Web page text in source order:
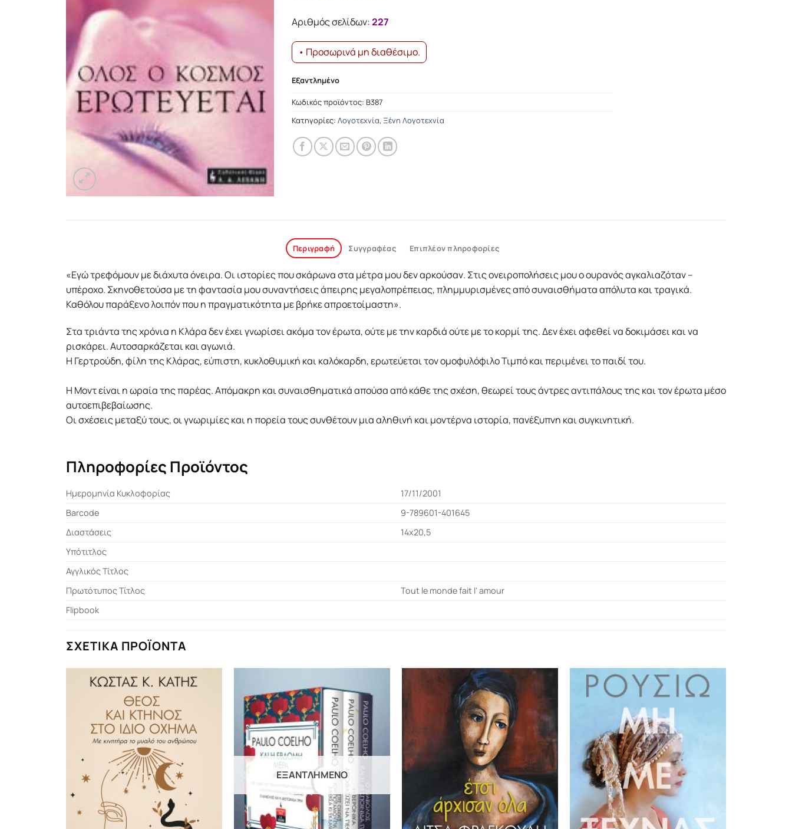
13.25€.
Αριθμός σελίδων:227
• Προσωρινά μη διαθέσιμο.
Εξαντλημένο
Κωδικός προϊόντος:Β387
Κατηγορίες:Λογοτεχνία, Ξένη Λογοτεχνία
Περιγραφή Συγγραφέας Επιπλέον πληροφορίες
«Εγώ τρεφόμουν με διάχυτα όνειρα. Οι ιστορίες που σκάρωνα στα μέτρα μου δεν αρκούσαν. Στις ονειροπολήσεις μου ο ουρανός αγκαλιαζόταν –
υπέροχο. Σκηνοθετούσα με τη φαντασία μου συναντήσεις άπειρης μεγαλοπρέπειας, πλημμυρισμένες από συναισθήματα απόλυτα και τραγικά.
Καθόλου παράξενο λοιπόν που η πραγματικότητα με βρήκε απροετοίμαστη».
Στα τριάντα της χρόνια η Κλάρα δεν έχει γνωρίσει ακόμα τον έρωτα, ούτε με την καρδιά ούτε με το κορμί της. Δεν έχει αφεθεί να δοκιμάσει και να
ρισκάρει. Αυτοσαρκάζεται και αγωνιά.
Η Γερτρούδη, φίλη της Κλάρας, εύπιστη, κυκλοθυμική και καλόκαρδη, ερωτεύεται τον ομοφυλόφιλο Τιμπό και περιμένει το παιδί του.
Η Μοντ είναι η ωραία της παρέας. Απόμακρη και συναισθηματικά απούσα από κάθε της σχέση, θεωρεί τους άντρες αντιπάλους της και τον έρωτα μέσο
αυτοεπιβεβαίωσης.
Οι σχέσεις μεταξύ τους, οι γνωριμίες και η πορεία τους συνθέτουν μια αληθινή και μοντέρνα ιστορία, πανέξυπνη και συγκινητική.
Πληροφορίες Προϊόντος
Ημερομηνία Κυκλοφορίας
17/11/2001
Barcode
9-789601-401645
Διαστάσεις
14x20,5
Υπότιτλος
Αγγλικός Τίτλος
Πρωτότυπος Τίτλος
Tout le monde fait l' amour
Flipbook
ΣΧΕΤΙΚΆ ΠΡΟΪΌΝΤΑ
ΕΞΑΝΤΛΗΜΈΝΟ